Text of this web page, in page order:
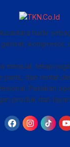
hadir
kompresor,
menjual, tetapi
parts, dan rental
Pastikan
produk dan